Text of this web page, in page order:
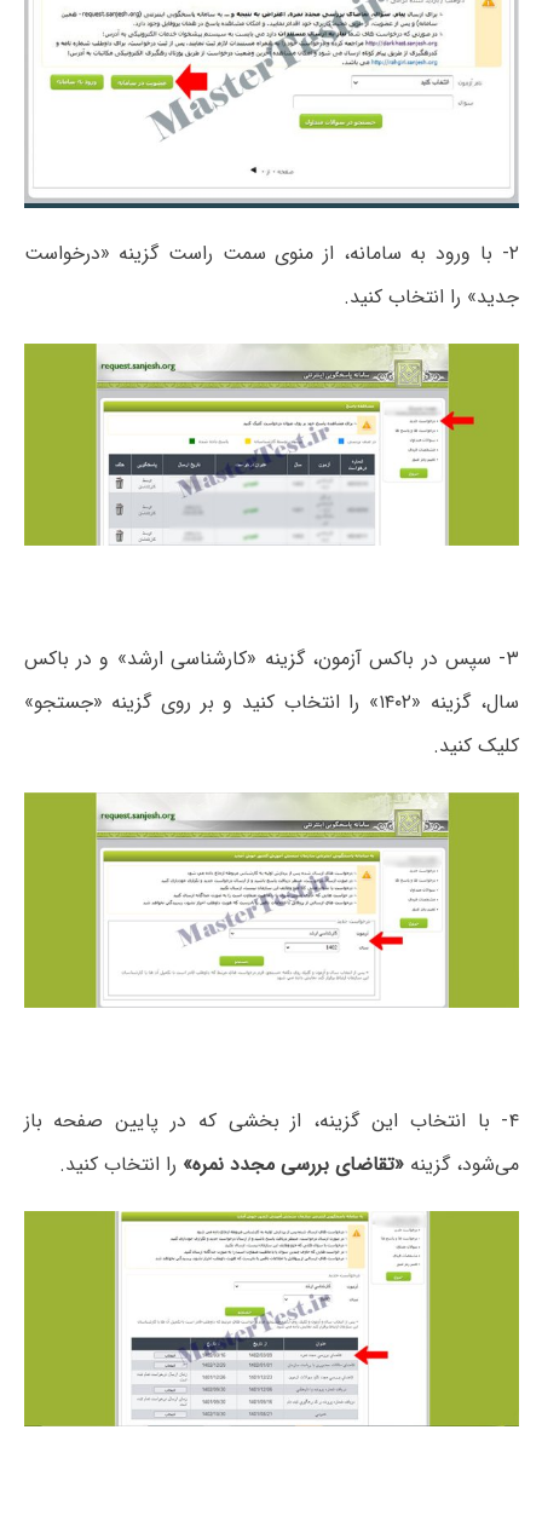
۲- با ورود به سامانه، از منوی سمت راست گزینه «درخواست
جدید» را انتخاب کنید.
۳- سپس در باکس آزمون، گزینه «کارشناسی ارشد» و در باکس
سال، گزینه «۱۴۰۲» را انتخاب کنید و بر روی گزینه «جستجو»
کلیک کنید.
۴- با انتخاب این گزینه، از بخشی که در پایین صفحه باز
می‌شود، گزینه «تقاضای بررسی مجدد نمره» را انتخاب کنید.